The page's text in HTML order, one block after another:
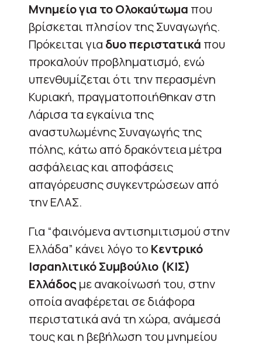
Μνημείο για το Ολοκαύτωμα που
βρίσκεται πλησίον της Συναγωγής.
Πρόκειται για δυο περιστατικά που
προκαλούν προβληματισμό, ενώ
υπενθυμίζεται ότι την περασμένη
Κυριακή, πραγματοποιήθηκαν στη
Λάρισα τα εγκαίνια της
αναστυλωμένης Συναγωγής της
πόλης, κάτω από δρακόντεια μέτρα
ασφάλειας και αποφάσεις
απαγόρευσης συγκεντρώσεων από
την ΕΛΑΣ.
Για “φαινόμενα αντισημιτισμού στην
Ελλάδα” κάνει λόγο το Κεντρικό
Ισραηλιτικό Συμβούλιο (ΚΙΣ)
Ελλάδοςμε ανακοίνωσή του, στην
οποία αναφέρεται σε διάφορα
περιστατικά ανά τη χώρα, ανάμεσά
τους και η βεβήλωση του μνημείου